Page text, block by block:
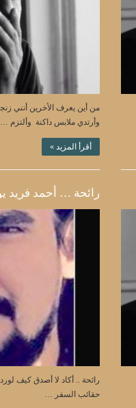
من أين يعرف الأخرين أنني
وأرتدي ملابس داكنة وألتزم …
أقرأ المزيد »
رائحة … أحمد فريد
رائحة .. أكاد لا أصدق كيف
حقائب السفر …